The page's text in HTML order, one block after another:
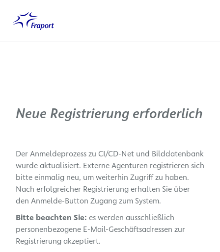
Startseite
Neue Registrierung erforderlich
Der Anmeldeprozess zu CI/CD-Net und Bilddatenbank
wurde aktualisiert. Externe Agenturen registrieren sich
bitte einmalig neu, um weiterhin Zugriff zu haben.
Nach erfolgreicher Registrierung erhalten Sie über
den Anmelde-Button Zugang zum System.
Bitte beachten Sie: es werden ausschließlich
personenbezogene E-Mail-Geschäftsadressen zur
Registrierung akzeptiert.